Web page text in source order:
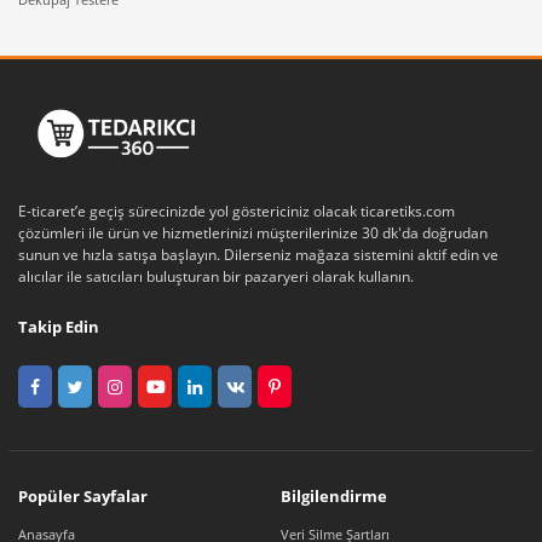
Termometre Seçerken
Nelere Dikkat
Edilmelidir?
Yoğun rekabetin olduğu bu kategoride doğru
termometreyi seçmek; hem ölçüm doğruluğu hem de iş
süreçlerinin verimliliği açısından büyük önem taşır.
Termometre satın alırken şu kriterler mutlaka göz
önünde bulundurulmalıdır:
Ölçüm aralığı:Cihazın sıcaklık aralığı,
uygulamanızın minimum ve maksimum
Tepki süresi:
Gıda üretimi ve endüstride hızlı
ölçüm zaman kazandırır ve hata payını düşürür.
E-ticaret’e geçiş sürecinizde yol göstericiniz olacak ticaretiks.com
çözümleri ile ürün ve hizmetlerinizi müşterilerinize 30 dk'da doğrudan
sunun ve hızla satışa başlayın. Dilerseniz mağaza sistemini aktif edin ve
alıcılar ile satıcıları buluşturan bir pazaryeri olarak kullanın.
Takip Edin
Popüler Sayfalar
Anasayfa
Bilgilendirme
Veri Silme Şartları